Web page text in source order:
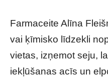
Farmaceite Alīna
vai ķīmisko līdzekli
vietas, izņemot seju,
iekļūšanas acīs un